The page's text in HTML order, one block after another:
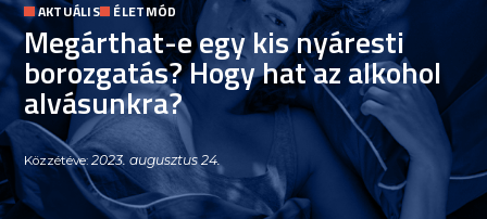
AKTUÁLIS ÉLETMÓD
Megárthat-e egy kis nyáresti
borozgatás? Hogy hat az alkohol
alvásunkra?
Közzétéve:2023. augusztus 24.